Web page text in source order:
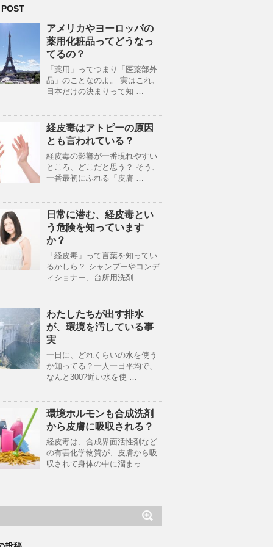
アメリカやヨーロッパの
薬用化粧品ってどうなっ
てるの？
「薬用」ってつまり「医薬部外
品」のことなのよ。 実はこれ、
日本だけの決まりって知 …
経皮毒はアトピーの原因
とも言われている？
経皮毒の影響が一番現れやすい
ところ、どこだと思う？ そう、
一番最初にふれる「皮膚 …
日常に潜む、経皮毒とい
う危険を知っています
か？
「経皮毒」って言葉を知ってい
るかしら？ シャンプーやコンデ
ィショナー、台所用洗剤 …
わたしたちが出す排水
が、環境を汚している事
実
一日に、どれくらいの水を使う
か知ってる？一人一日平均で、
なんと300?近い水を使 …
環境ホルモンも合成洗剤
から皮膚に吸収される？
経皮毒は、合成界面活性剤など
の有害化学物質が、皮膚から吸
収されて身体の中に溜まっ …